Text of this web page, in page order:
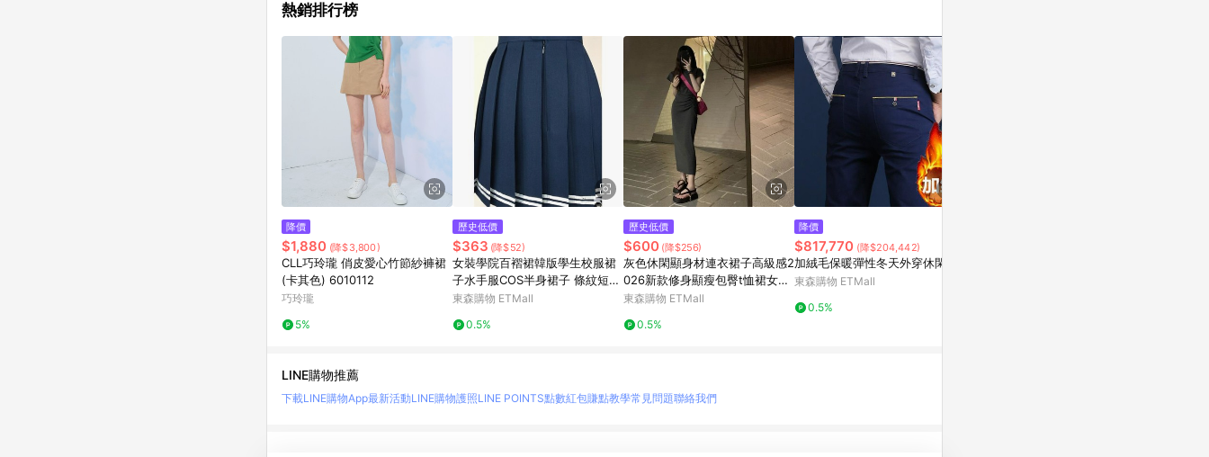
熱銷排行榜
降價
$1,880 (降$3,800)
CLL巧玲瓏 俏皮愛心竹節紗褲裙
(卡其色) 6010112
巧玲瓏
5%
歷史低價
$363 (降$52)
女裝學院百褶裙韓版學生校服裙
子水手服COS半身裙子 條紋短裙
深藍
東森購物 ETMall
0.5%
歷史低價
$600 (降$256)
灰色休閑顯身材連衣裙子高級感2
026新款修身顯瘦包臀t恤裙女夏
季
東森購物 ETMall
0.5%
降價
$817,770 (降$204,442)
加絨毛保暖彈性冬天外穿休閑褲
東森購物 ETMall
0.5%
LINE購物推薦
下載LINE購物App最新活動LINE購物護照LINE POINTS點數紅包賺點教學常見問題聯絡我們